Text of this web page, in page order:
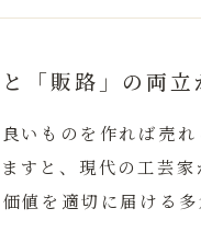
「販路」の両立
いものを作れば売
すと、 現代の工芸
値を適切に届ける